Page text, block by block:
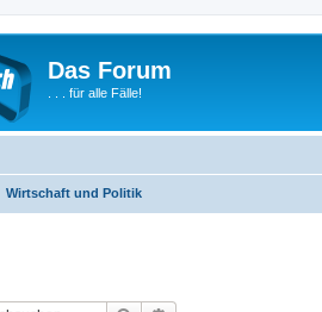
Das Forum
. . . für alle Fälle!
Wirtschaft und Politik